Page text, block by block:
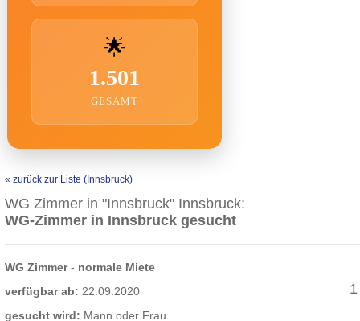
🌟
1.501
GESAMT
« zurück zur Liste (Innsbruck)
WG Zimmer in "Innsbruck" Innsbruck:
WG-Zimmer in Innsbruck gesucht
WG Zimmer- normale Miete
verfügbar ab: 22.09.2020
gesucht wird: Mann oder Frau